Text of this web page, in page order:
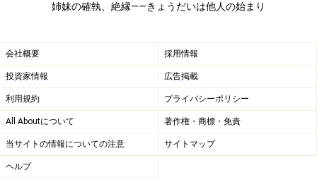
サユミ：父のお葬式で初めてその彼に会ったんですが、
なんだかイヤな予感がしたんですよね。姉に、「あの
人、大丈夫？ なんだか信用できないんだけど……」って
言ってしまったほど。姉は怒ってましたけどね。あげ
く、「あんた、自分に男がいないからって嫉妬してるん
でしょ」とまで言われた。
姉妹の確執、絶縁――きょうだいは他人の始まり
会社概要 採用情報
投資家情報 広告掲載
利用規約 プライバシーポリシー
All Aboutについて 著作権・商標・免責
当サイトの情報についての注意 サイトマップ
ヘルプ